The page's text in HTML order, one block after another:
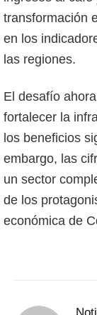
transformación
en los
las regiones.
El desafío
fortalecer la
los beneficios
embargo, las
un sector
de los
económica de